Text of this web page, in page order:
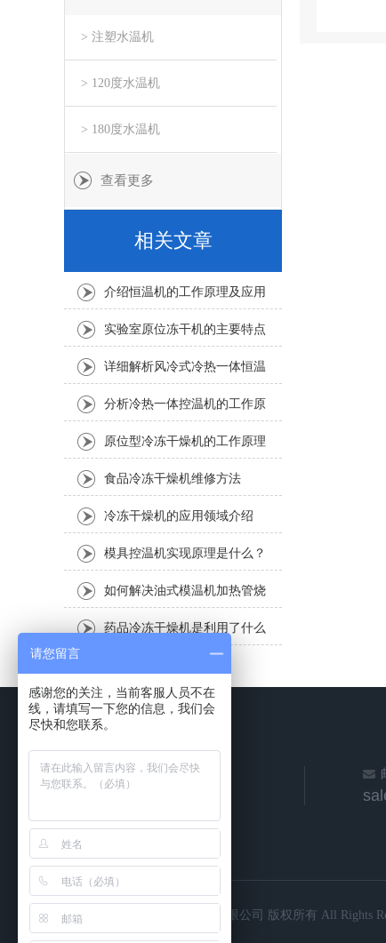
> 注塑水温机
> 120度水温机
> 180度水温机
查看更多
相关文章
介绍恒温机的工作原理及应用
领域、特点说明
实验室原位冻干机的主要特点
详细解析风冷式冷热一体恒温
机的结构组成
分析冷热一体控温机的工作原
理及性能
原位型冷冻干燥机的工作原理
以及特性
食品冷冻干燥机维修方法
冷冻干燥机的应用领域介绍
模具控温机实现原理是什么？
有什么作用？
如何解决油式模温机加热管烧
毁现象
药品冷冻干燥机是利用了什么
©2026 卡塞尔机械（浙江）有限公司 版权所有 All Rights
请您留言
感谢您的关注，当前客服人员不在
线，请填写一下您的信息，我们会
尽快和您联系。